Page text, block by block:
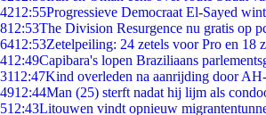
4212:55Progressieve Democraat El-Sayed
812:53The Division Resurgence nu gratis op
6412:53Zetelpeiling: 24 zetels voor Pro en
412:49Capibara's lopen Braziliaans
3112:47Kind overleden na aanrijding door
4912:44Man (25) sterft nadat hij lijm als
512:43Litouwen vindt opnieuw